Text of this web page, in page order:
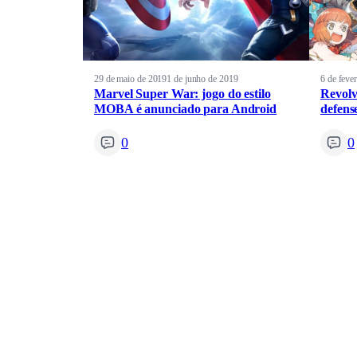
29 de maio de 20191 de junho de 2019
Marvel Super War: jogo do estilo
MOBA é anunciado para Android
0
6 de
0